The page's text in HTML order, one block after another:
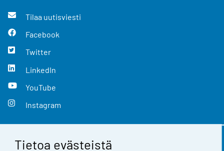
Tietoa evästeistä
Tilaa uutisviesti
Facebook
Twitter
LinkedIn
YouTube
Instagram
Yhteystiedot